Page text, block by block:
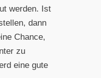
werden. Ist
dann
Chance,
zu
eine gute